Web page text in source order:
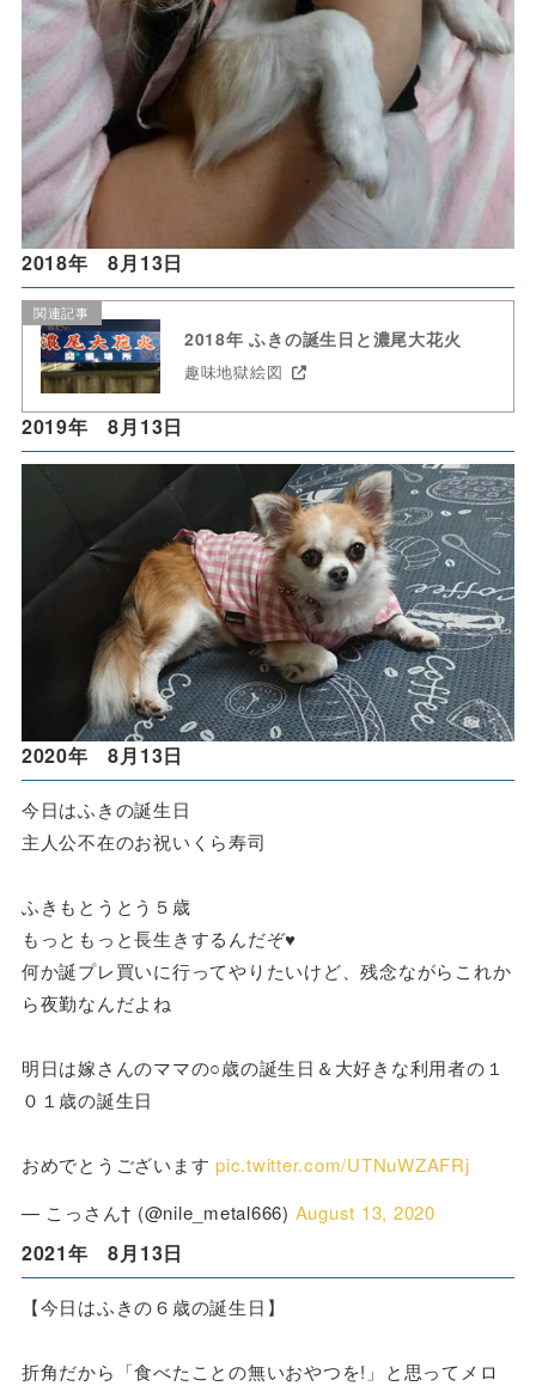
2018年 8月13日
関連記事
2018年 ふきの誕生日と濃尾大花火
趣味地獄絵図
2019年 8月13日
2020年 8月13日
今日はふきの誕生日
主人公不在のお祝いくら寿司
ふきもとうとう５歳
もっともっと長生きするんだぞ♥️
何か誕プレ買いに行ってやりたいけど、残念ながらこれか
ら夜勤なんだよね
明日は嫁さんのママの○歳の誕生日＆大好きな利用者の１
０１歳の誕生日
おめでとうございますpic.twitter.com/UTNuWZAFRj
— こっさん† (@nile_metal666) August 13, 2020
2021年 8月13日
【今日はふきの６歳の誕生日】
折角だから「食べたことの無いおやつを!」と思ってメロ